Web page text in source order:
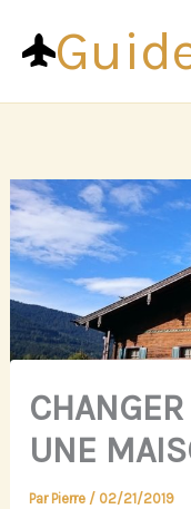
contenu
UNE
Par Pierre / 02/21/2019